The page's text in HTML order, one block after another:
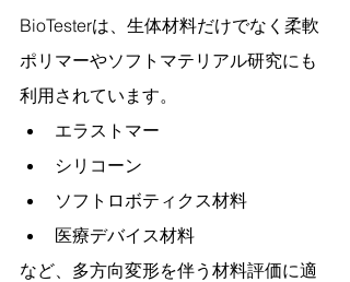
BioTesterは、生体材料だけでなく柔軟
ポリマーやソフトマテリアル研究にも
利用されています。
エラストマー
シリコーン
ソフトロボティクス材料
医療デバイス材料
など、多方向変形を伴う材料評価に適